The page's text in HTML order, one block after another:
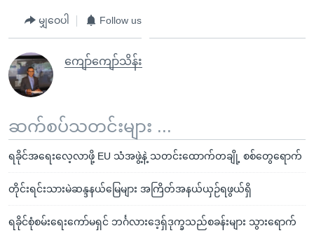
မျှဝေပါ Follow us
ကျော်ကျော်သိန်း
ဆက်စပ်သတင်းများ ...
ရခိုင်အရေးလေ့လာဖို့ EU သံအဖွဲ့နဲ့ သတင်းထောက်တချို့ စစ်တွေရောက်
တိုင်းရင်းသားမဲဆန္ဒနယ်မြေများ အကြိတ်အနယ်ယှဉ်ရဖွယ်ရှိ
ရခိုင်စုံစမ်းရေးကော်မရှင် ဘင်္ဂလားဒေ့ရ်ှဒုက္ခသည်စခန်းများ သွားရောက်